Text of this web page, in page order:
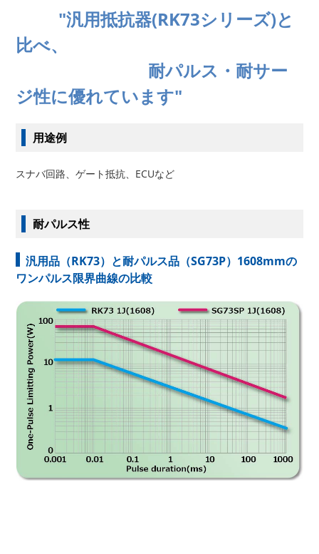
"汎用抵抗器(RK73シリーズ)と
比べ、
耐パルス・耐サー
ジ性に優れています"
用途例
スナバ回路、ゲート抵抗、ECUなど
耐パルス性
汎用品（RK73）と耐パルス品（SG73P）1608mmの
ワンパルス限界曲線の比較